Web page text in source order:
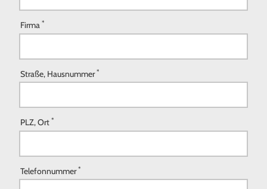
Firma *
Straße, Hausnummer*
PLZ, Ort *
Telefonnummer*